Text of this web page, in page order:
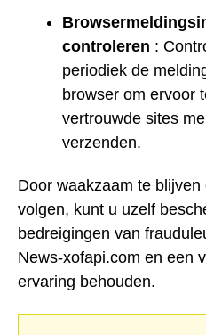
controleren :
periodiek de
browser om ervoor
vertrouwde sites
verzenden.
Door waakzaam te
volgen, kunt u uzelf
bedreigingen van
News-xofapi.com en een
ervaring behouden.